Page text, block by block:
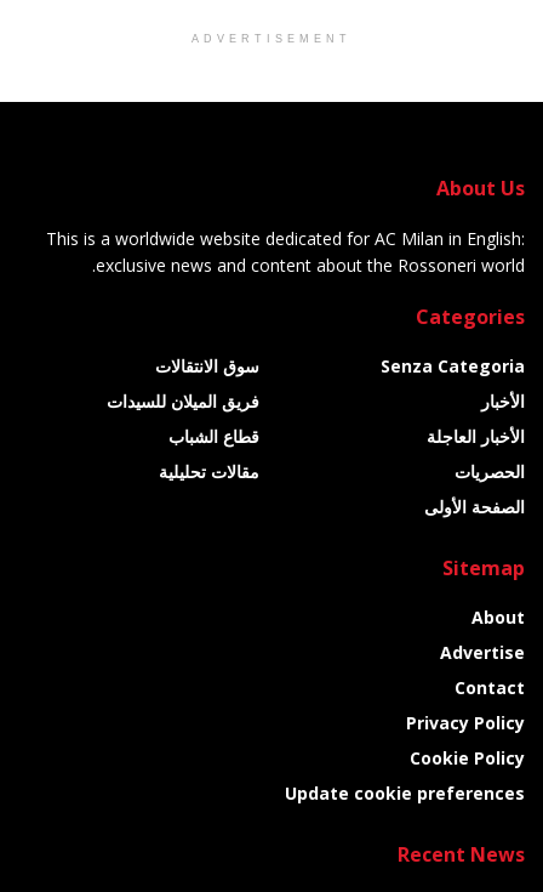
ADVERTISEMENT
About Us
This is a worldwide website dedicated for AC Milan in English:
exclusive news and content about the Rossoneri world.
Categories
Senza Categoria
الأخبار
الأخبار العاجلة
الحصريات
الصفحة الأولى
سوق الانتقالات
فريق الميلان للسيدات
قطاع الشباب
مقالات تحليلية
Sitemap
About
Advertise
Contact
Privacy Policy
Cookie Policy
Update cookie preferences
Recent News